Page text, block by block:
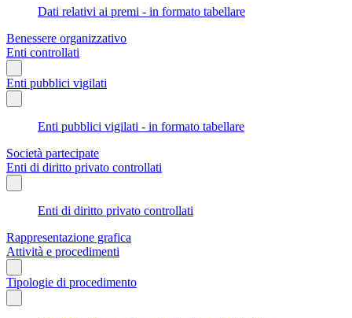
Dati relativi ai premi - in formato tabellare
Benessere organizzativo
Enti controllati
Enti pubblici vigilati
Enti pubblici vigilati - in formato tabellare
Società partecipate
Enti di diritto privato controllati
Enti di diritto privato controllati
Rappresentazione grafica
Attività e procedimenti
Tipologie di procedimento